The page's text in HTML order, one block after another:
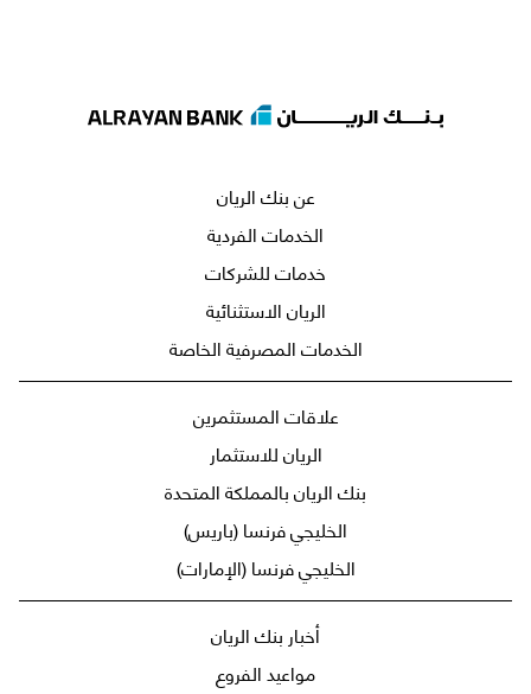
أخبار بنك الريان
مواعيد الفروع
علاقات المستثمرين
الريان للاستثمار
بنك الريان بالمملكة المتحدة
الخليجي فرنسا (باريس)
الخليجي فرنسا (الإمارات)
عن بنك الريان
الخدمات الفردية
خدمات للشركات
الريان الاستثنائية
الخدمات المصرفية الخاصة